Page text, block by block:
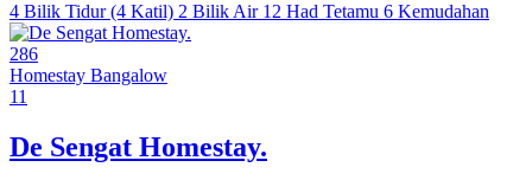
4 Bilik Tidur (4 Katil) 2 Bilik Air 12 Had Tetamu 6 Kemudahan
286
Homestay Bangalow
11
De Sengat Homestay.